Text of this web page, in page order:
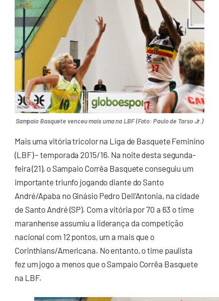
Sampaio Basquete venceu mais uma na LBF (Foto: Paulo de Tarso Jr.)
Mais uma vitória tricolor na Liga de Basquete Feminino
(LBF) – temporada 2015/16. Na noite desta segunda-
feira (21), o Sampaio Corrêa Basquete conseguiu um
importante triunfo jogando diante do Santo
André/Apaba no Ginásio Pedro Dell’Antonia, na cidade
de Santo André (SP). Com a vitória por 70 a 63 o time
maranhense assumiu a liderança da competição
nacional com 12 pontos, um a mais que o
Corinthians/Americana. No entanto, o time paulista
fez um jogo a menos que o Sampaio Corrêa Basquete
na LBF.